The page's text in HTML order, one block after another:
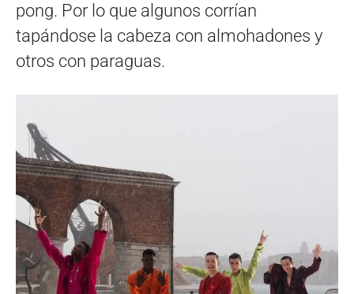
pong. Por lo que algunos corrían
tapándose la cabeza con almohadones y
otros con paraguas.